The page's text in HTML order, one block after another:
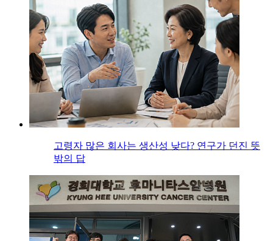
고령자 많은 회사는 생산성 낮다? 연구가 던진 뜻
밖의 답